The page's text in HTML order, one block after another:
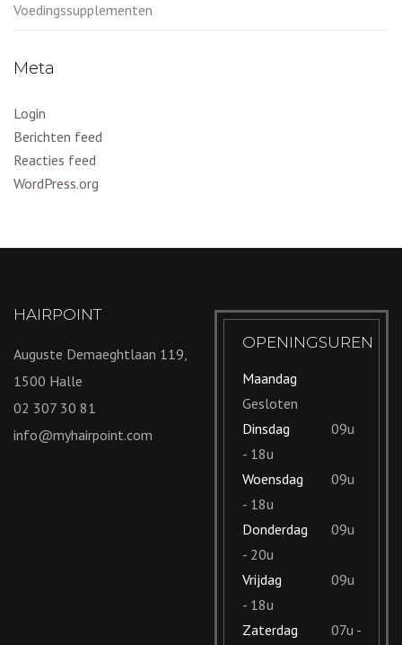
Voedingssupplementen
Meta
Login
Berichten feed
Reacties feed
WordPress.org
HAIRPOINT
Auguste Demaeghtlaan 119,
1500 Halle
02 307 30 81
info@myhairpoint.com
OPENINGSUREN
Maandag
Gesloten
Dinsdag
09u
- 18u
Woensdag
09u
- 18u
Donderdag
09u
- 20u
Vrijdag
09u
- 18u
Zaterdag
07u -